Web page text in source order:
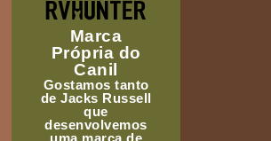
Marca
Própria do
Canil
Gostamos tanto
de Jacks Russell
que
desenvolvemos
uma marca de